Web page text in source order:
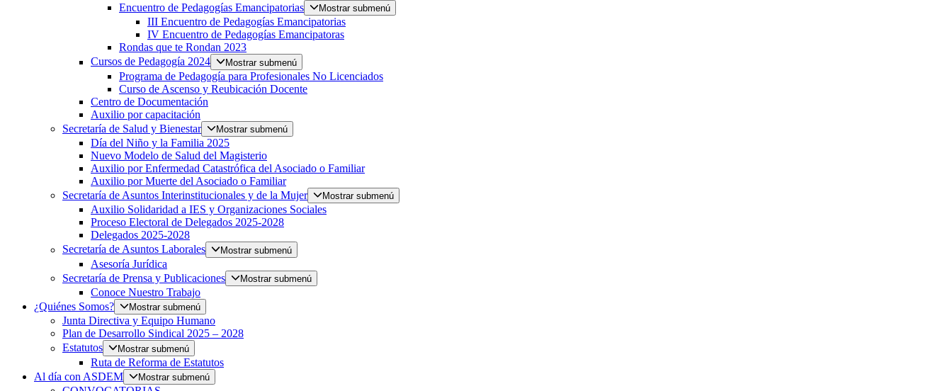
Encuentro de Pedagogías Emancipatorias
Mostrar submenú
III Encuentro de Pedagogías Emancipatorias
IV Encuentro de Pedagogías Emancipatoras
Rondas que te Rondan 2023
Cursos de Pedagogía 2024
Mostrar submenú
Programa de Pedagogía para Profesionales No Licenciados
Curso de Ascenso y Reubicación Docente
Centro de Documentación
Auxilio por capacitación
Secretaría de Salud y Bienestar
Mostrar submenú
Día del Niño y la Familia 2025
Nuevo Modelo de Salud del Magisterio
Auxilio por Enfermedad Catastrófica del Asociado o Familiar
Auxilio por Muerte del Asociado o Familiar
Secretaría de Asuntos Interinstitucionales y de la Mujer
Mostrar submenú
Auxilio Solidaridad a IES y Organizaciones Sociales
Proceso Electoral de Delegados 2025-2028
Delegados 2025-2028
Secretaría de Asuntos Laborales
Mostrar submenú
Asesoría Jurídica
Secretaría de Prensa y Publicaciones
Mostrar submenú
Conoce Nuestro Trabajo
¿Quiénes Somos?
Mostrar submenú
Junta Directiva y Equipo Humano
Plan de Desarrollo Sindical 2025 – 2028
Estatutos
Mostrar submenú
Ruta de Reforma de Estatutos
Al día con ASDEM
Mostrar submenú